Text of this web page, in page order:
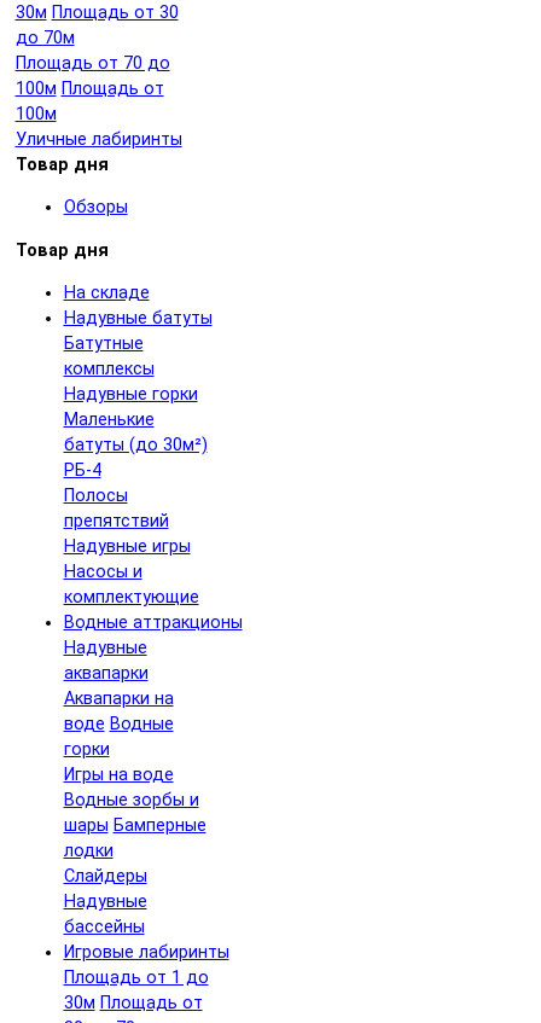
30м Площадь от 30
до 70м
Площадь от 70 до
100м Площадь от
100м
Уличные лабиринты
Товар дня
Обзоры
Товар дня
На складе
Надувные батуты
Батутные
комплексы
Надувные горки
Маленькие
батуты (до 30м²)
РБ-4
Полосы
препятствий
Надувные игры
Насосы и
комплектующие
Водные аттракционы
Надувные
аквапарки
Аквапарки на
воде Водные
горки
Игры на воде
Водные зорбы и
шары Бамперные
лодки
Слайдеры
Надувные
бассейны
Игровые лабиринты
Площадь от 1 до
30м Площадь от